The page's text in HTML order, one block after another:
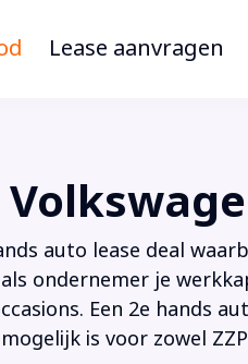
Lease aanvragen
auto lease deal
ondernemer je
Een 2e hands
is voor zowel